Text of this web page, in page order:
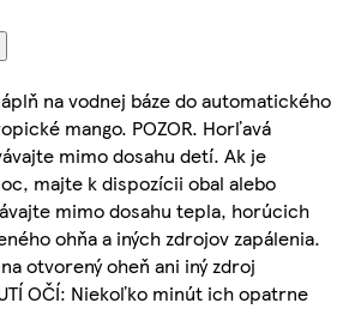
na vodnej báze do automatického
mango. POZOR. Horľavá
mimo dosahu detí. Ak je
majte k dispozícii obal alebo
mimo dosahu tepla, horúcich
ohňa a iných zdrojov zapálenia.
otvorený oheň ani iný zdroj
OČÍ: Niekoľko minút ich opatrne